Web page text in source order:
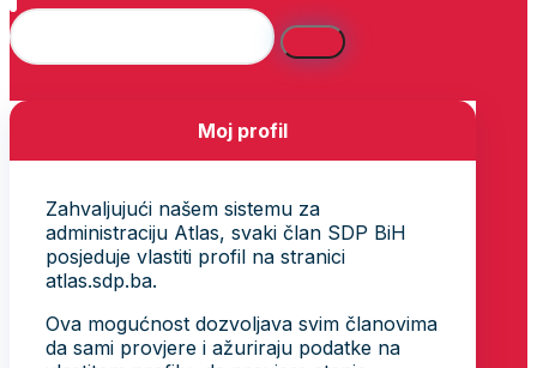
Moj profil
Zahvaljujući našem sistemu za
administraciju Atlas, svaki član SDP BiH
posjeduje vlastiti profil na stranici
atlas.sdp.ba.
Ova mogućnost dozvoljava svim članovima
da sami provjere i ažuriraju podatke na